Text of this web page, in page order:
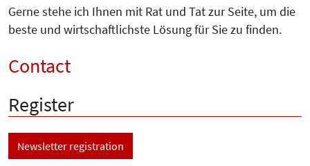
Gerne stehe ich Ihnen mit Rat und Tat zur Seite, um die
beste und wirtschaftlichste Lösung für Sie zu finden.
Contact
Register
Newsletter registration